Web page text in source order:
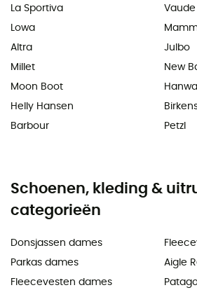
La Sportiva
Lowa
Altra
Millet
Moon Boot
Helly Hansen
Barbour
Vaude
Julbo
New
Petzl
Schoenen, kleding &
categorieën
Donsjassen dames
Parkas dames
Fleecevesten dames
Aigle